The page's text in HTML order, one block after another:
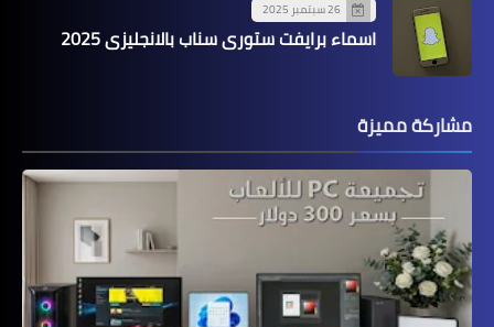
26 سبتمبر 2025
اسماء برايفت ستوري سناب بالانجليزي 2025
مشاركة مميزة